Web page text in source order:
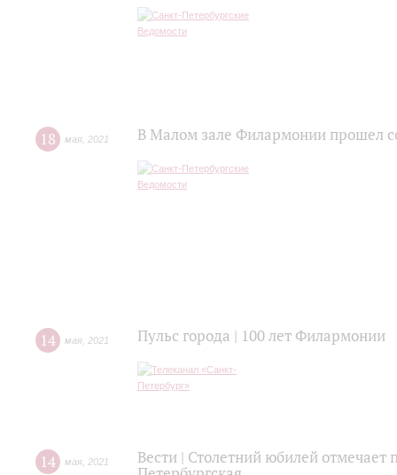
18 мая 2021 В Малом зале Филармонии прошел
14 мая 2021 Пульс города | 100 лет Филармонии
14 мая 2021
Вести | Столетний юбилей